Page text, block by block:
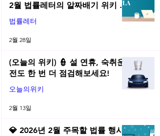
2월 법률레터의 알짜배기 위키 모
음! | 2026년 2월 네플라 법률레터
법률레터
2월 28일
(오늘의 위키) 👮 설 연휴, 숙취운
전도 한 번 더 점검해보세요!
오늘의위키
2월 13일
💎 2026년 2월 주목할 법률 행사